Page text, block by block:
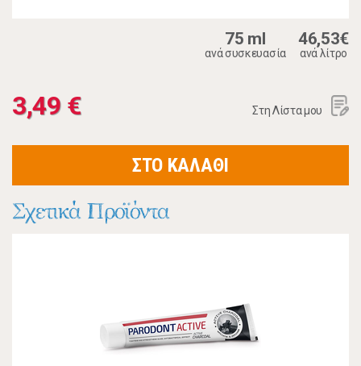
75 ml
ανά συσκευασία
46,53€
ανά λίτρο
3,49 € Στη Λίστα μου
ΣΤΟ ΚΑΛΑΘΙ
Σχετικά Προϊόντα